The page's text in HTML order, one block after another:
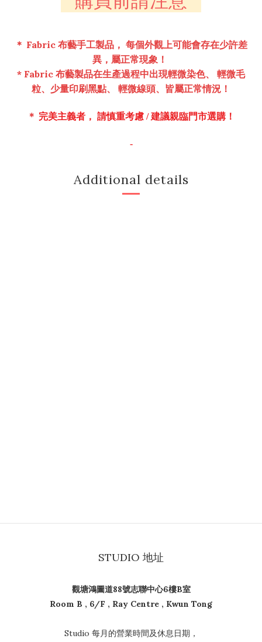
＊ Fabric 布藝手工製品， 每個外觀上可能會存在少許差
異，屬正常現象！
* Fabric 布藝製品在生產過程中出現輕微染色、 輕微毛
粒、少量印刷黑點、 輕微線頭、皆屬正常情況！
＊ 完美主義者， 請慎重考慮 /建議親臨門市選購！
-
Additional details
STUDIO 地址
觀塘鴻圖道88號志聯中心6樓B室
Room B , 6/F , Ray Centre , Kwun Tong
Studio 每月的營業時間及休息日期，